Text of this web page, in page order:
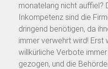
monatelang nicht auffiel?
Inkompetenz sind die
dringend benötigen, da
immer verwehrt wird!
willkürliche Verbote
gezogen, und die